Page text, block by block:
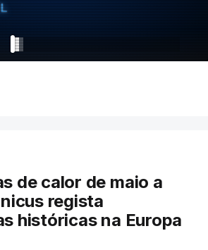
de calor de maio a
regista
históricas na Europa